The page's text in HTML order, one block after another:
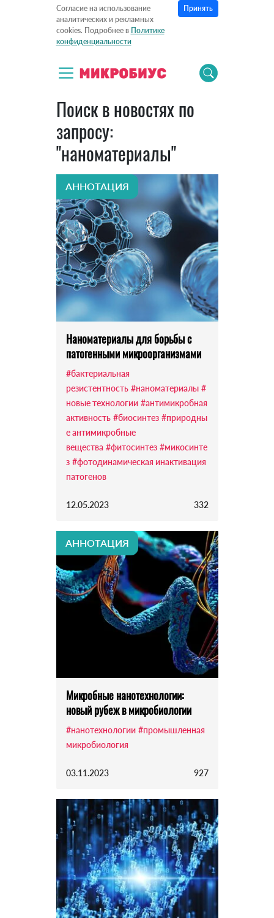
Согласие на использование
аналитических и рекламных
cookies. Подробнее в Политике
конфиденциальности
Принять
Поиск в новостях по
запросу:
"наноматериалы"
АННОТАЦИЯ
Наноматериалы для борьбы с
патогенными микроорганизмами
#бактериальная
резистентность #наноматериалы #
новые технологии #антимикробная
активность #биосинтез #природны
е антимикробные
вещества #фитосинтез #микосинте
з #фотодинамическая инактивация
патогенов
12.05.2023 332
АННОТАЦИЯ
Микробные нанотехнологии:
новый рубеж в микробиологии
#нанотехнологии #промышленная
микробиология
03.11.2023 927